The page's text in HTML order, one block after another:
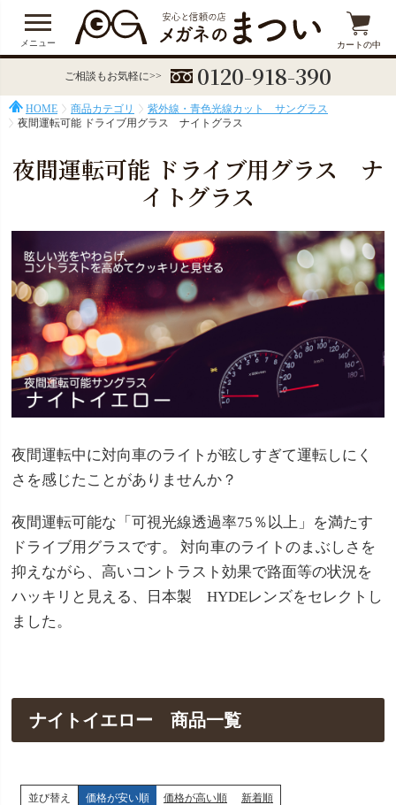
メニュー カートの中
ご相談もお気軽に>> 0120-918-390
HOME 商品カテゴリ
紫外線・青色光線カット サングラス
夜間運転可能 ドライブ用グラス ナイトグラス
夜間運転可能 ドライブ用グラス ナ
イトグラス
夜間運転中に対向車のライトが眩しすぎて運転しにく
さを感じたことがありませんか？
夜間運転可能な「可視光線透過率75％以上」を満たす
ドライブ用グラスです。 対向車のライトのまぶしさを
抑えながら、高いコントラスト効果で路面等の状況を
ハッキリと見える、日本製 HYDEレンズをセレクトし
ました。
ナイトイエロー 商品一覧
並び替え 価格が安い順 価格が高い順 新着順